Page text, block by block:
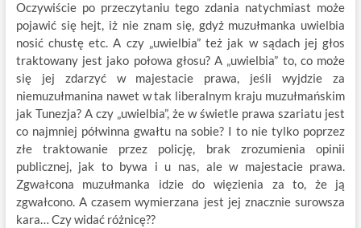
Oczywiście po przeczytaniu tego zdania natychmiast może
pojawić się hejt, iż nie znam się, gdyż muzułmanka uwielbia
nosić chustę etc. A czy „uwielbia” też jak w sądach jej głos
traktowany jest jako połowa głosu? A „uwielbia” to, co może
się jej zdarzyć w majestacie prawa, jeśli wyjdzie za
niemuzułmanina nawet w tak liberalnym kraju muzułmańskim
jak Tunezja? A czy „uwielbia”, że w świetle prawa szariatu jest
co najmniej półwinna gwałtu na sobie? I to nie tylko poprzez
złe traktowanie przez policję, brak zrozumienia opinii
publicznej, jak to bywa i u nas, ale w majestacie prawa.
Zgwałcona muzułmanka idzie do więzienia za to, że ją
zgwałcono. A czasem wymierzana jest jej znacznie surowsza
kara… Czy widać różnicę??